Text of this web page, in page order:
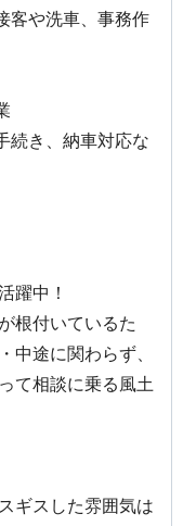
客や洗車、事務作
続き、納車対応な
躍中！
根付いているた
中途に関わらず、
て相談に乗る風土
ギスした雰囲気は